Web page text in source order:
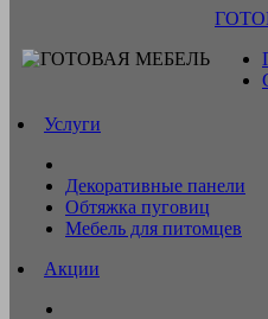
Услуги
Декоративные панели
Обтяжка пуговиц
Мебель для питомцев
Акции